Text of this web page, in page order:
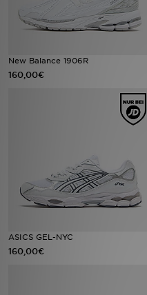
New Balance 1906R
160,00€
ASICS GEL-NYC
160,00€
Fußball
Lade die APP
Hilfe & Kontakt
Geschenkgutschein
Studenten